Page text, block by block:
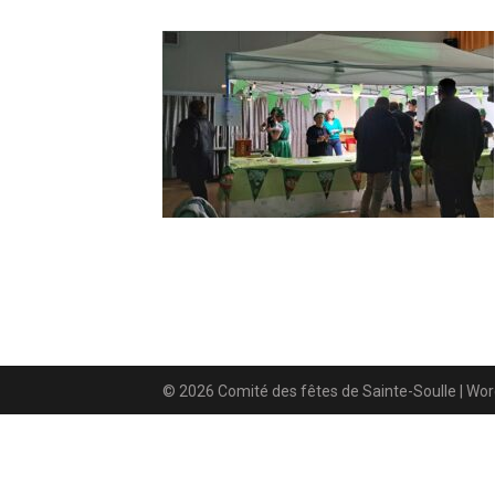
© 2026 Comité des fêtes de Sainte-Soulle |